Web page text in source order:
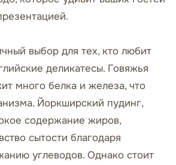
выбор для тех, кто любит
деликатесы. Говяжья
много белка и железа, что
Йоркширский пудинг,
содержание жиров,
сытости благодаря
углеводов. Однако стоит